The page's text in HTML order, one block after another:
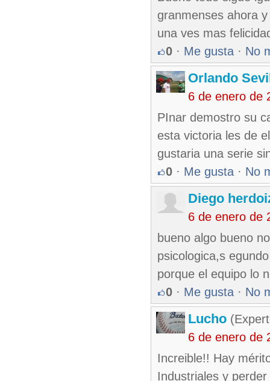
granmenses ahora
una ves mas
0 · Me gusta · No
Orlando
6 de enero de
PInar demostro su
esta victoria les de
gustaria una serie
0 · Me gusta · No
Diego
6 de enero de
bueno algo bueno
psicologica,s
porque el equipo lo
0 · Me gusta · No
Lucho
6 de enero de
Increible!! Hay
Industriales y